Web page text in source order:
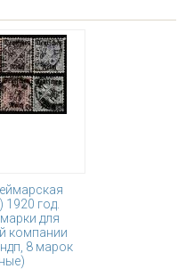
1920 год.
для
компании
8 марок